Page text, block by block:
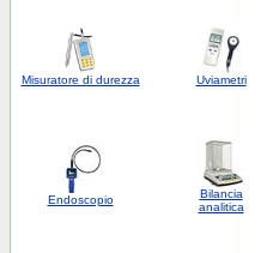
Misuratore di durezza Uviametri
Endoscopio
Bilancia
analitica